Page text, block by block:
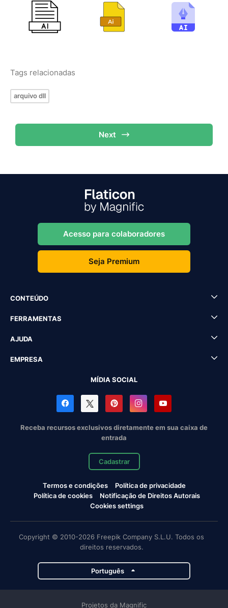
Tags relacionadas
arquivo dll
Next
Acesso para colaboradores
Seja Premium
CONTEÚDO
FERRAMENTAS
AJUDA
EMPRESA
MÍDIA SOCIAL
Receba recursos exclusivos diretamente em sua caixa de
entrada
Cadastrar
Termos e condições
Política de privacidade
Política de cookies
Notificação de Direitos Autorais
Cookies settings
Copyright © 2010-2026 Freepik Company S.L.U. Todos os
direitos reservados.
Português
Projetos da Magnific